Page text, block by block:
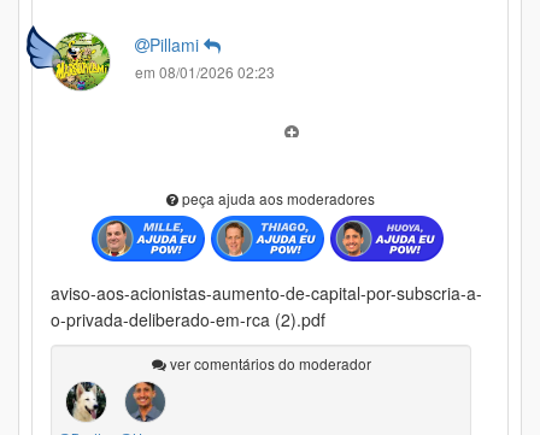
Pillami
em 08/01/2026 02:23
peça ajuda aos moderadores
aviso-aos-acionistas-aumento-de-capital-por-subscria-a-
o-privada-deliberado-em-rca (2).pdf
ver comentários do moderador